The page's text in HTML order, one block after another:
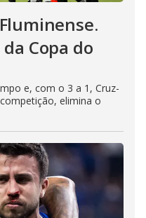
Copa do
e, com o 3 a 1, Cruz-
elimina o